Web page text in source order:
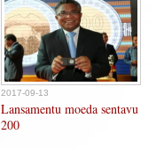
2017-09-13
Lansamentu moeda sentavu
200